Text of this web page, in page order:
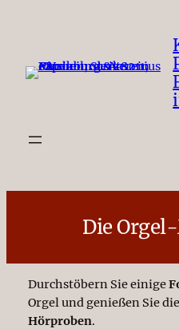
Die
Durchstöbern Sie einige
Orgel und genießen Sie
Hörproben.